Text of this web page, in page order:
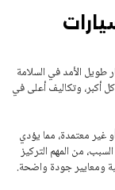
الأمد في السلامة
أكبر، وتكاليف أعلى في
غير معتمدة، مما يؤدي
من المهم التركيز
ومعايير جودة واضحة.